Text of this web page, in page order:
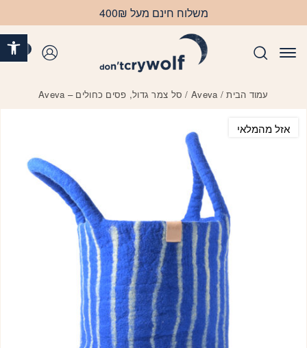
משלוח חינם מעל 400₪
עמוד הבית/
Aveva / סל צמר גדול, פסים כחולים – Aveva
אזל מהמלאי